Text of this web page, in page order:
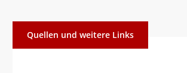
Quellen und weitere Links